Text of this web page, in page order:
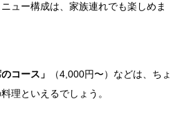
ュー構成は、家族連れでも楽しめま
コース」
（4,000円〜）などは、ちょ
理といえるでしょう。